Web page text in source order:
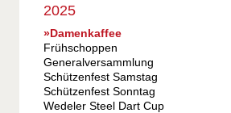
2025
Damenkaffee
Frühschoppen
Generalversammlung
Schützenfest Samstag
Schützenfest Sonntag
Wedeler Steel Dart Cup